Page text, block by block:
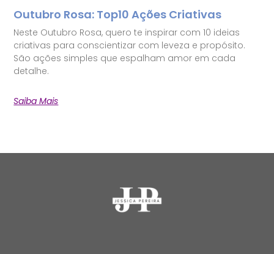
Outubro Rosa: Top10 Ações Criativas
Neste Outubro Rosa, quero te inspirar com 10 ideias
criativas para conscientizar com leveza e propósito.
São ações simples que espalham amor em cada
detalhe.
Saiba Mais